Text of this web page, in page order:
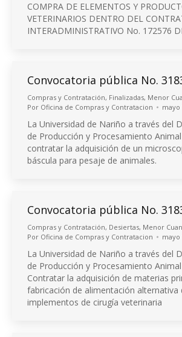
COMPRA DE ELEMENTOS Y
VETERINARIOS DENTRO DEL
INTERADMINISTRATIVO No. 172576
Convocatoria pública No.
Compras y Contratación, Finalizadas, Menor
Por Oficina de Compras y Contratacion mayo
La Universidad de Nariño a través del
de Producción y Procesamiento
contratar la adquisición de un
báscula para pesaje de animales.
Convocatoria pública No.
Compras y Contratación, Desiertas, Menor
Por Oficina de Compras y Contratacion mayo
La Universidad de Nariño a través del
de Producción y Procesamiento
Contratar la adquisición de materias
fabricación de alimentación alternativa
implementos de cirugía veterinaria